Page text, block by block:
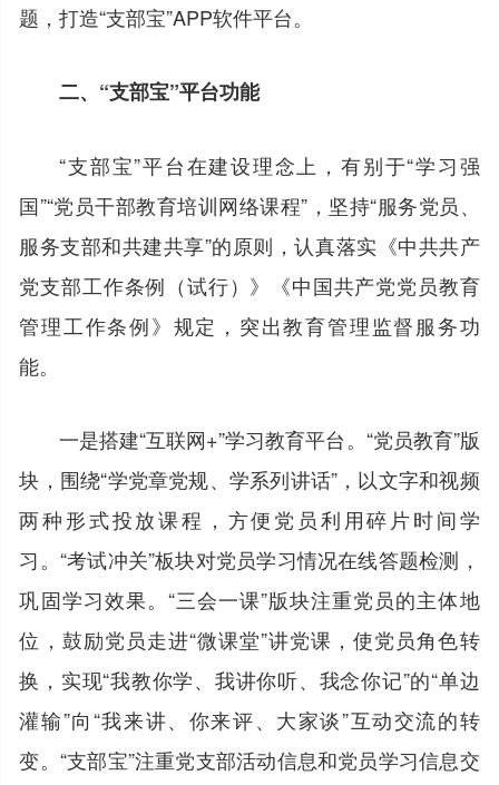
题，打造“支部宝”APP软件平台。
二、“支部宝”平台功能
“支部宝”平台在建设理念上，有别于“学习强
国”“党员干部教育培训网络课程”，坚持“服务党员、
服务支部和共建共享”的原则，认真落实《中共共产
党支部工作条例（试行）》《中国共产党党员教育
管理工作条例》规定，突出教育管理监督服务功
能。
一是搭建“互联网+”学习教育平台。“党员教育”版
块，围绕“学党章党规、学系列讲话”，以文字和视频
两种形式投放课程，方便党员利用碎片时间学
习。“考试冲关”板块对党员学习情况在线答题检测，
巩固学习效果。“三会一课”版块注重党员的主体地
位，鼓励党员走进“微课堂”讲党课，使党员角色转
换，实现“我教你学、我讲你听、我念你记”的“单边
灌输”向“我来讲、你来评、大家谈”互动交流的转
变。“支部宝”注重党支部活动信息和党员学习信息交